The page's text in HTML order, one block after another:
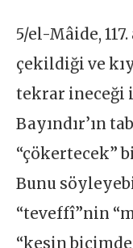
5/el-Mâide,
çekildiği ve
tekrar ineceği
Bayındır’ın
“çökertecek”
Bunu
“teveffî”nin
“kesin